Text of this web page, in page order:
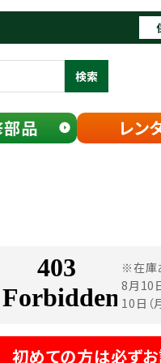
検索
品 レン
※在庫
8月10
10日（
初めての方は必ず